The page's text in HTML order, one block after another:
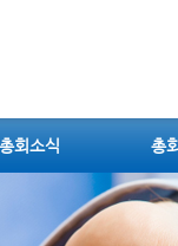
총회소식 총